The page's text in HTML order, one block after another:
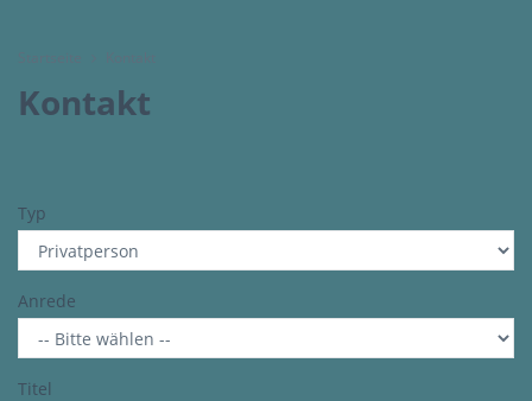
Kontakt
Typ
Anrede
Titel